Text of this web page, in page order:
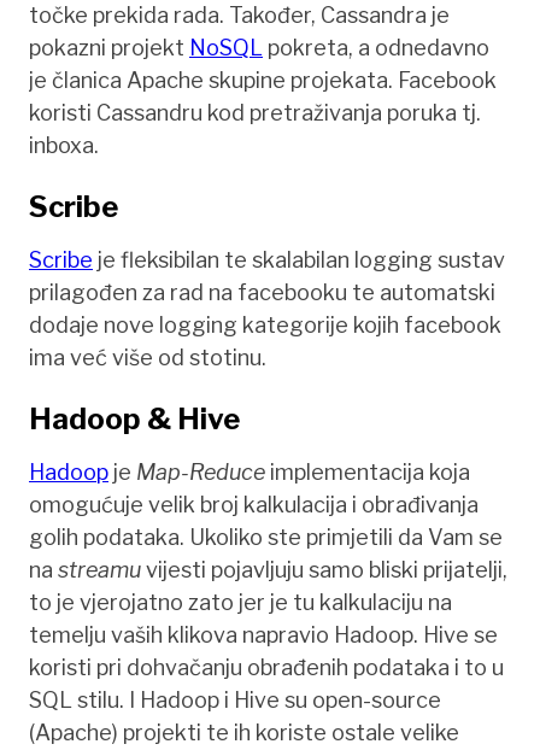
točke prekida rada. Također, Cassandra je
pokazni projekt NoSQL pokreta, a odnedavno
je članica Apache skupine projekata. Facebook
koristi Cassandru kod pretraživanja poruka tj.
inboxa.
Scribe
Scribe je fleksibilan te skalabilan logging sustav
prilagođen za rad na facebooku te automatski
dodaje nove logging kategorije kojih facebook
ima već više od stotinu.
Hadoop & Hive
Hadoop je Map-Reduce implementacija koja
omogućuje velik broj kalkulacija i obrađivanja
golih podataka. Ukoliko ste primjetili da Vam se
na streamuvijesti pojavljuju samo bliski prijatelji,
to je vjerojatno zato jer je tu kalkulaciju na
temelju vaših klikova napravio Hadoop. Hive se
koristi pri dohvačanju obrađenih podataka i to u
SQL stilu. I Hadoop i Hive su open-source
(Apache) projekti te ih koriste ostale velike